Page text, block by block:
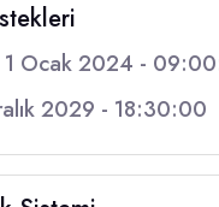
1 Ocak 2024 -
2029 - 18:30:00